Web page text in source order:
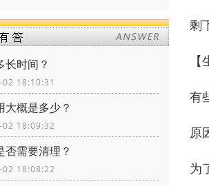
长时间？
18:10:31
概是多少？
18:09:32
需要清理？
18:08:22
剩
有
原
为